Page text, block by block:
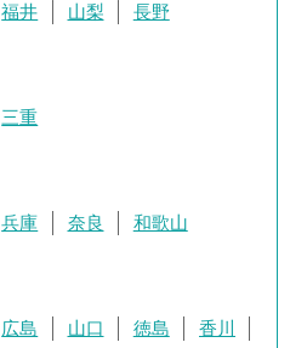
福井 山梨 長野
三重
兵庫 奈良 和歌山
広島 山口 徳島
香川